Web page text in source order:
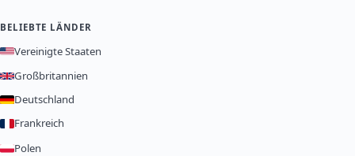
BELIEBTE LÄNDER
Vereinigte Staaten
Großbritannien
Deutschland
Frankreich
Polen